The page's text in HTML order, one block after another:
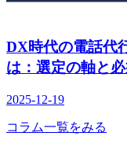
DX時代の電話代
は：選定の軸と
2025-12-19
コラム一覧をみる